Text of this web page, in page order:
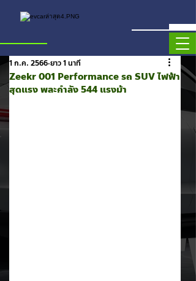
Zeekr 001 Performance รถ SUV ไฟฟ้า
สุดแรง พละกำลัง 544 แรงม้า
1 ก.ค. 2566 ยาว 1 นาที